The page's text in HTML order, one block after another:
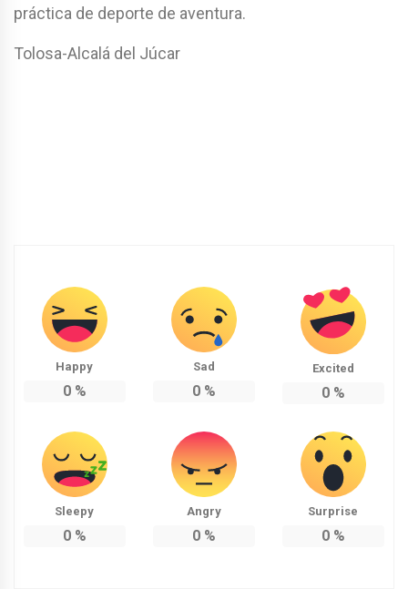
práctica de deporte de aventura.
Tolosa-Alcalá del Júcar
Happy
0%
Sad
0%
Excited
0%
Sleepy
0%
Angry
0%
Surprise
0%